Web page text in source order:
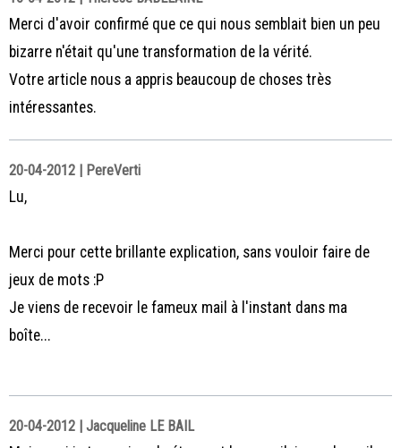
Merci d'avoir confirmé que ce qui nous semblait bien un peu
bizarre n'était qu'une transformation de la vérité.
Votre article nous a appris beaucoup de choses très
intéressantes.
20-04-2012 | PereVerti
Lu,
Merci pour cette brillante explication, sans vouloir faire de
jeux de mots :P
Je viens de recevoir le fameux mail à l'instant dans ma
boîte...
20-04-2012 | Jacqueline LE BAIL